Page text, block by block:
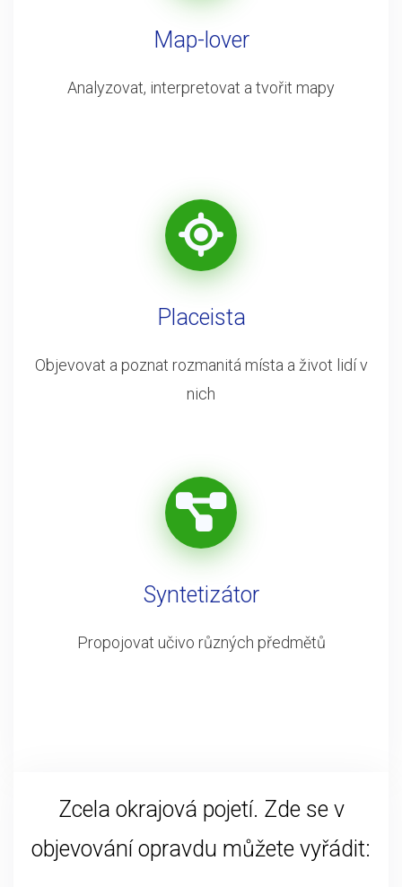
Map-lover
Analyzovat, interpretovat a tvořit mapy
Placeista
Objevovat a poznat rozmanitá místa a život lidí v
nich
Syntetizátor
Propojovat učivo různých předmětů
Zcela okrajová pojetí. Zde se v
objevování opravdu můžete vyřádit: